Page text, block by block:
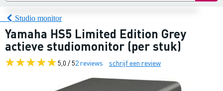
Studio monitor
Yamaha HS5 Limited Edition Grey
actieve studiomonitor (per stuk)
5,0 / 52 reviews schrijf een review